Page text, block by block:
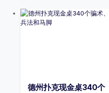
德州扑克现金桌340个